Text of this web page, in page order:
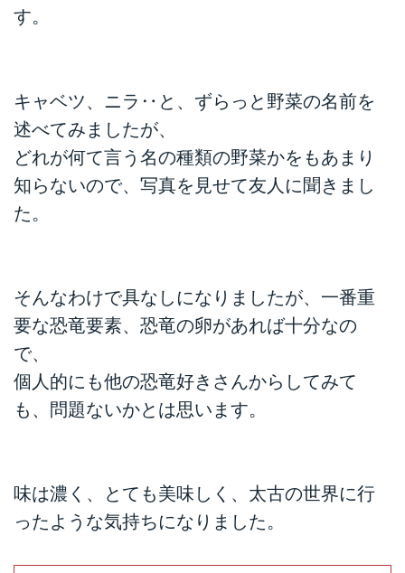
す。
キャベツ、ニラ‥と、ずらっと野菜の名前を
述べてみましたが、
どれが何て言う名の種類の野菜かをもあまり
知らないので、写真を見せて友人に聞きまし
た。
そんなわけで具なしになりましたが、一番重
要な恐竜要素、恐竜の卵があれば十分なの
で、
個人的にも他の恐竜好きさんからしてみて
も、問題ないかとは思います。
味は濃く、とても美味しく、太古の世界に行
ったような気持ちになりました。